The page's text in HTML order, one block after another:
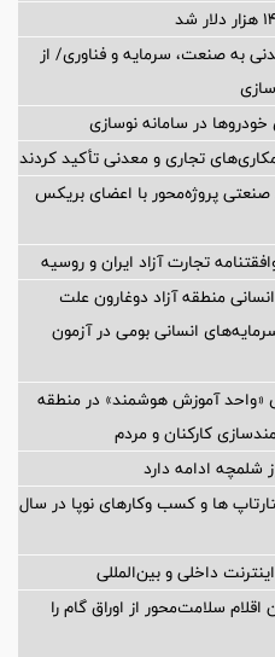
به صنعت، سرمایه و فناوری/ از
در سامانه نوسازی
تجاری و معدنی تأکید کردند
پروژه‌محور با اعضای بریکس
تجارت آزاد ایران و روسیه
منطقه آزاد دوغارون علت
انسانی بومی در آزمون
«واحد آموزش هوشمند» در منطقه
کارکنان و مردم
شلمچه ادامه دارد
ها و کسب وکارهای نوپا در سال
داخلی و بین‌المللی
سلامت‌محور از اوراق گام را